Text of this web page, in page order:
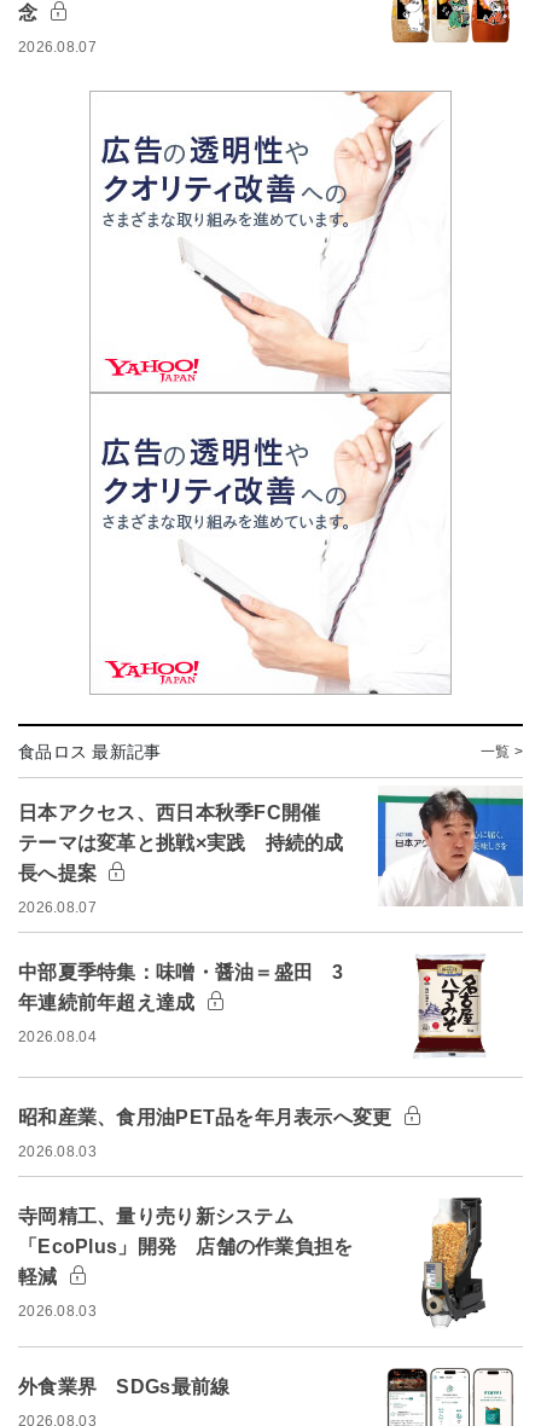
念
2026.08.07
食品ロス 最新記事 一覧 >
日本アクセス、西日本秋季FC開催
テーマは変革と挑戦×実践 持続的成
長へ提案
2026.08.07
中部夏季特集：味噌・醤油＝盛田 3
年連続前年超え達成
2026.08.04
昭和産業、食用油PET品を年月表示へ変更
2026.08.03
寺岡精工、量り売り新システム
「EcoPlus」開発 店舗の作業負担を
軽減
2026.08.03
外食業界 SDGs最前線
2026.08.03